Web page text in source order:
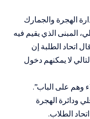
الهجرة والجمارك
المبنى الذي يقيم فيه
اتحاد الطلبة إن
لا يمكنهم دخول
وهم على الباب”.
ودائرة الهجرة
الطلاب.